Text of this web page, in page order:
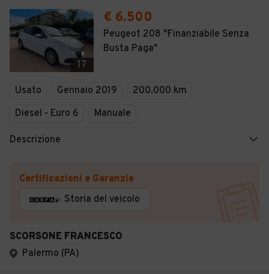
17
€ 6.500
Peugeot 208 "Finanziabile Senza
Busta Paga"
Usato Gennaio 2019
200.000 km
Diesel - Euro 6
Manuale
Descrizione
Certificazioni e Garanzie
Storia del veicolo
SCORSONE FRANCESCO
Palermo (PA)